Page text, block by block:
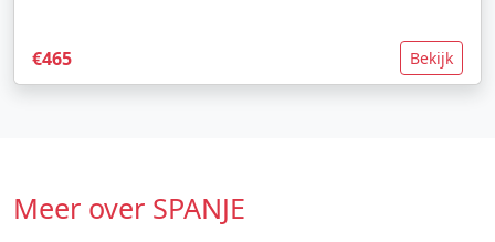
€465 Bekijk
Meer over SPANJE